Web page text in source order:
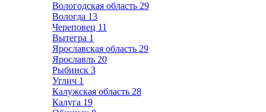
Вологодская область 29
Вологда 13
Череповец 11
Вытегра 1
Ярославская область 29
Ярославль 20
Рыбинск 3
Углич 1
Калужская область 28
Калуга 19